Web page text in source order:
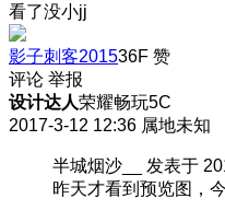
看了没小jj
影子刺客201536F 赞
评论 举报
设计达人荣耀畅玩5C
2017-3-12 12:36 属地未知
半城烟沙__ 发表于
昨天才看到预览图，